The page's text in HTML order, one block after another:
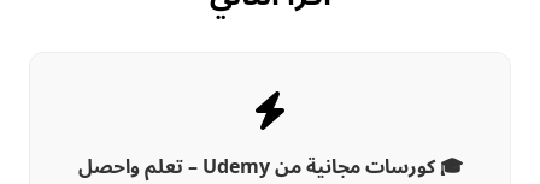
🎓 كورسات مجانية من Udemy – تعلم واحصل